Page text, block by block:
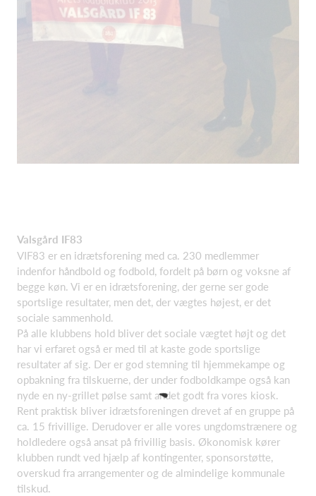
Valsgård IF83
VIF83 er en idrætsforening med ca. 230 medlemmer
indenfor håndbold og fodbold, fordelt på børn og voksne af
begge køn. Vi er en idrætsforening, der gerne ser gode
sportslige resultater, men det, der vægtes højest, er det
sociale sammenhold.
På alle klubbens hold bliver det sociale vægtet højt og det
har vi erfaret også er med til at kaste gode sportslige
resultater af sig. Der er god stemning til hjemmekampe og
opbakning fra tilskuerne, der under fodboldkampe også kan
nyde en ny-grillet pølse samt andet godt fra vores kiosk.
Rent praktisk bliver idrætsforeningen drevet af en gruppe på
ca. 15 frivillige. Derudover er alle vores ungdomstrænere og
holdledere også ansat på frivillig basis. Økonomisk kører
klubben rundt ved hjælp af kontingenter, sponsorstøtte,
overskud fra arrangementer og de almindelige kommunale
tilskud.